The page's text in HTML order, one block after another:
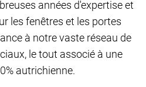
années d'expertise et
les fenêtres et les portes
à notre vaste réseau de
le tout associé à une
autrichienne.